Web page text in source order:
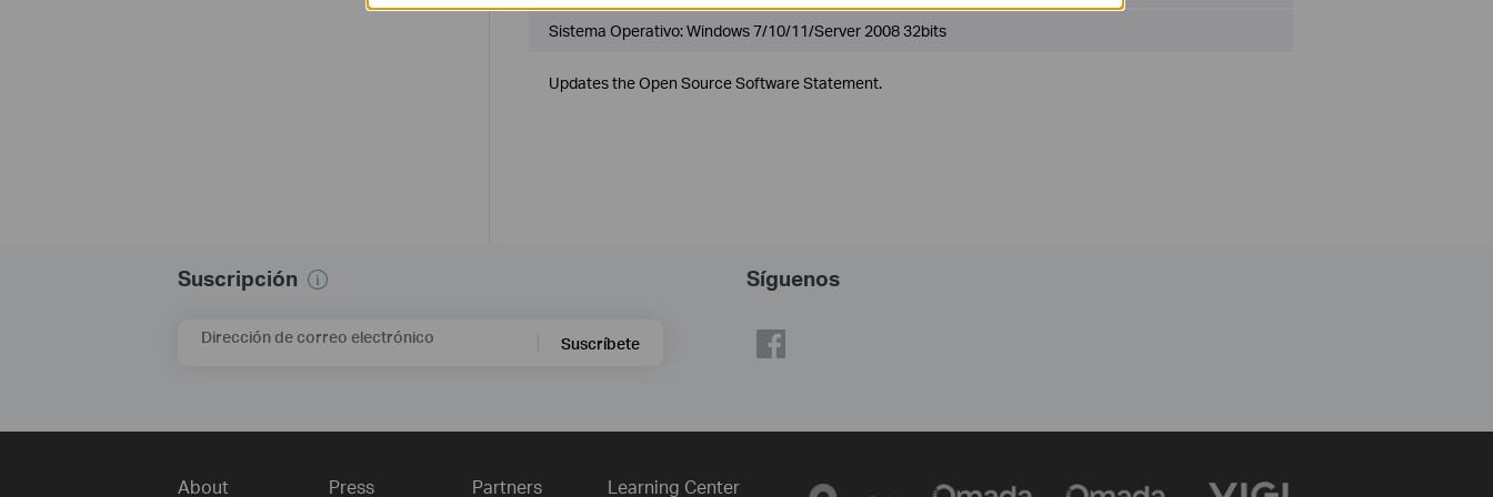
Sistema Operativo: Windows 7/10/11/Server 2008 32bits
Updates the Open Source Software Statement.
Suscripción
Dirección de correo electrónico Suscríbete
Síguenos
About Press Partners Learning Center